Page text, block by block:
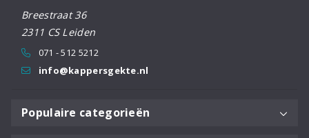
Breestraat 36
2311 CS Leiden
071 - 512 5212
info@kappersgekte.nl
Populaire categorieën